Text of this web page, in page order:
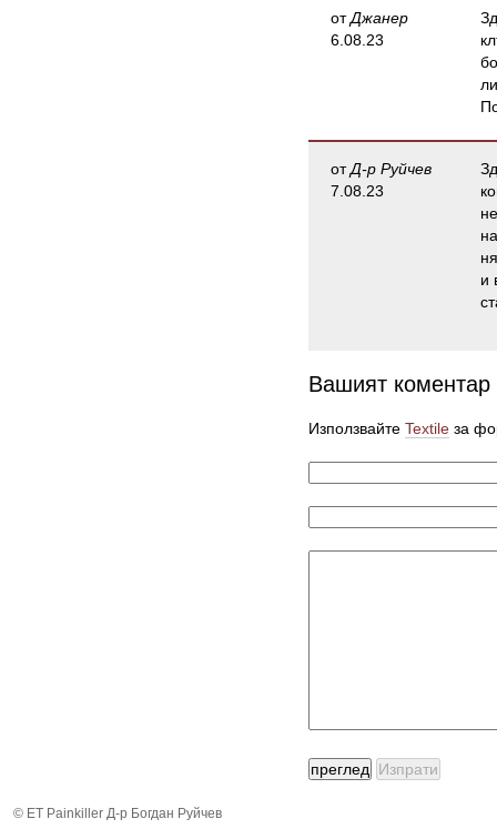
отДжанер
6.08.23
и
отД-р Руйчев
7.08.23
Вашият коментар
Използвайте Textile за
© ЕТ Painkiller Д-р Богдан Руйчев